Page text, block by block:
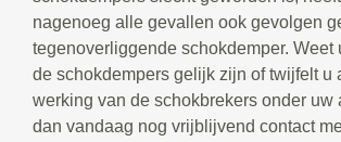
nagenoeg alle gevallen ook gevolgen
tegenoverliggende schokdemper. Weet
de schokdempers gelijk zijn of twijfelt u
werking van de schokbrekers onder uw
dan vandaag nog vrijblijvend contact